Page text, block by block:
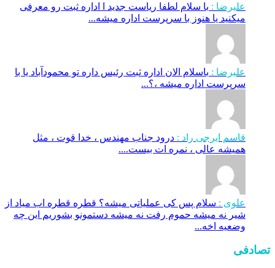
علیرضا : با سلام لطفا ریاست جدید ا اداره ثبت‌ رو معرفی
میکنید یا هنوز با سرپرست اداره‌ میشه...
علیرضا : باسلام الان اداره ثبت رئیس داره تو محمودآباد یا با
سرپرست اداره میشه ،؟...
قاسم ایرجی راد : درود جناب مهندس ، خدا قوت ، مثل
همیشه عالی ، نمره ات بیست....
علوی : سلام پس کی عملیاتی میشه؟ قطره قطره اب میاد از
شیر نه میشه حموم رفت نه میشه دستمونو بشوریم این چه
وضعیه اخه...
تصادفی